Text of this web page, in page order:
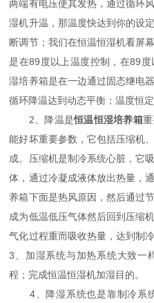
两端有电压使其发热，通过循环
湿机升温，那温度快达到你的设
断调节；我们在恒温恒湿机看屏
是在89度以上温度控制，在89
湿培养箱是在一边通过固态继电
循环降温达到动态平衡；温度恒定
2、降温是恒温恒湿培养箱
能好坏重要参数，它包括压缩机
成。压缩机是制冷系统心脏，它
体，通过冷凝成液体放出热量，
养箱下面是热风原因，然后通过
成为低温低压气体然后回到压缩
气化过程重而吸收热量，达到制
3、加湿系统与加热系统大致一
程；完成恒温恒湿机加湿目的。
4、降湿系统也是靠制冷系